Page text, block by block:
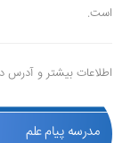
است.
اطلاعات بیشتر و آدرس
مدرسه پیام علم